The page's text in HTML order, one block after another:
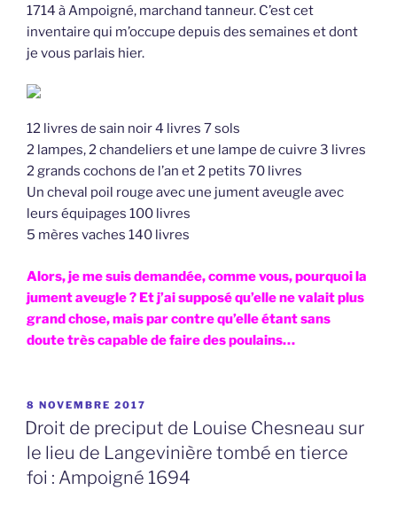
1714 à Ampoigné, marchand tanneur. C’est cet
inventaire qui m’occupe depuis des semaines et dont
je vous parlais hier.
12 livres de sain noir 4 livres 7 sols
2 lampes, 2 chandeliers et une lampe de cuivre 3 livres
2 grands cochons de l’an et 2 petits 70 livres
Un cheval poil rouge avec une jument aveugle avec
leurs équipages 100 livres
5 mères vaches 140 livres
Alors, je me suis demandée, comme vous, pourquoi la
jument aveugle ? Et j’ai supposé qu’elle ne valait plus
grand chose, mais par contre qu’elle étant sans
doute très capable de faire des poulains…
PUBLIÉ
LE
8 NOVEMBRE 2017
Droit de preciput de Louise Chesneau sur
le lieu de Langevinière tombé en tierce
foi : Ampoigné 1694